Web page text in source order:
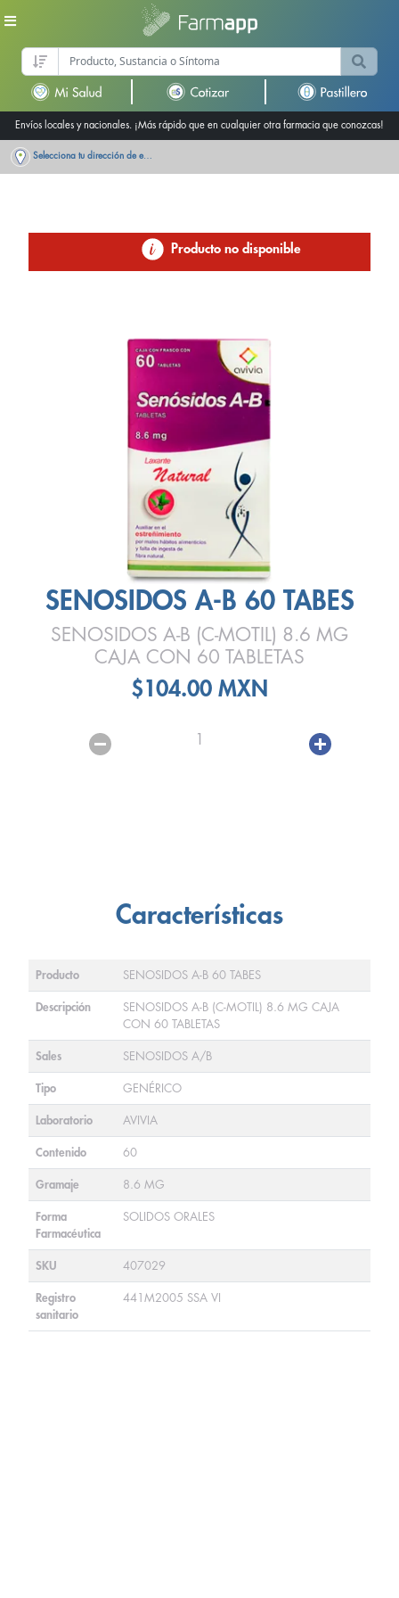
Envíos locales y nacionales. ¡Más rápido que en cualquier otra farmacia que conozcas!
Selecciona tu dirección de entrega
Producto no disponible
SENOSIDOS A-B 60 TABES
SENOSIDOS A-B (C-MOTIL) 8.6 MG
CAJA CON 60 TABLETAS
$104.00 MXN
1
Características
Producto SENOSIDOS A-B 60 TABES
Descripción
SENOSIDOS A-B (C-MOTIL) 8.6 MG CAJA
CON 60 TABLETAS
Sales SENOSIDOS A/B
Tipo GENÉRICO
Laboratorio AVIVIA
Contenido 60
Gramaje 8.6 MG
Forma
Farmacéutica
SOLIDOS ORALES
SKU 407029
Registro
sanitario
441M2005 SSA VI